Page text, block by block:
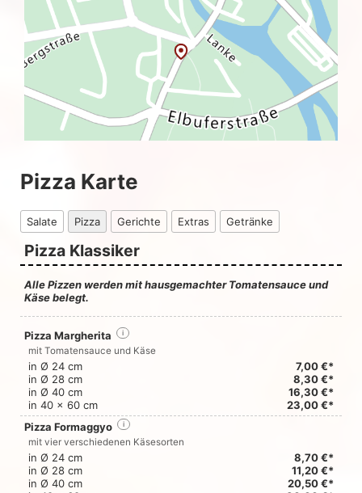
Pizza Karte
Salate Pizza Gerichte Extras Getränke
Pizza Klassiker
Alle Pizzen werden mit hausgemachter Tomatensauce und
Käse belegt.
Pizza Margherita i
mit Tomatensauce und Käse
in Ø 24 cm
7,00 €*
in Ø 28 cm
8,30 €*
in Ø 40 cm
16,30 €*
in 40 x 60 cm
23,00 €*
Pizza Formaggyo
i
mit vier verschiedenen Käsesorten
in Ø 24 cm
8,70 €*
in Ø 28 cm
11,20 €*
in Ø 40 cm
20,50 €*